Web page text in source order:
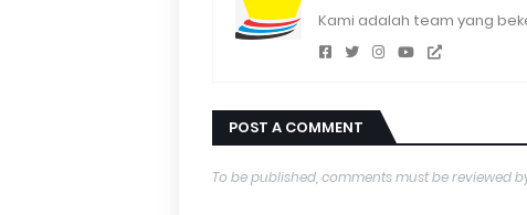
Kami adalah team yang
POST A COMMENT
To be published, comments must be reviewed